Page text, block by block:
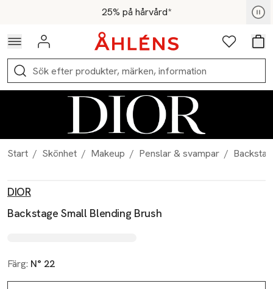
Hoppa till navigationsmenyn25% på hårvård*
För medlemmar - Shoppa nu
Logga in Favoriter
Sök
Start / Skönhet / Makeup / Penslar & svampar /
DIOR
Backstage Small Blending Brush
Färg: N° 22